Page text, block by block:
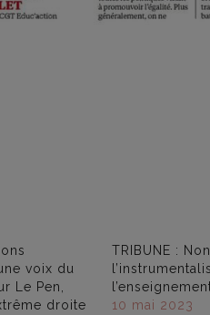
voix du
Le Pen,
droite
TRIBUNE :
10 mai 2023